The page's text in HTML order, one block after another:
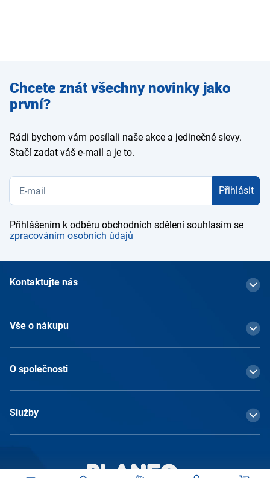
Zadejte
e-mail
Chcete znát všechny novinky jako
první?
Rádi bychom vám posílali naše akce a jedinečné slevy.
Stačí zadat váš e-mail a je to.
Přihlásit
Přihlášením k odběru obchodních sdělení souhlasím se
zpracováním osobních údajů
Kontaktujte nás
Vše o nákupu
O společnosti
Služby